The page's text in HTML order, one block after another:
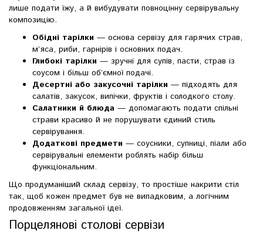
лише подати їжу, а й вибудувати повноцінну сервірувальну
композицію.
Обідні тарілки — основа сервізу для гарячих страв,
м’яса, риби, гарнірів і основних подач.
Глибокі тарілки — зручні для супів, пасти, страв із
соусом і більш об’ємної подачі.
Десертні або закусочні тарілки — підходять для
салатів, закусок, випічки, фруктів і солодкого столу.
Салатники й блюда — допомагають подати спільні
страви красиво й не порушувати єдиний стиль
сервірування.
Додаткові предмети — соусники, супниці, піали або
сервірувальні елементи роблять набір більш
функціональним.
Що продуманіший склад сервізу, то простіше накрити стіл
так, щоб кожен предмет був не випадковим, а логічним
продовженням загальної ідеї.
Порцелянові столові сервізи